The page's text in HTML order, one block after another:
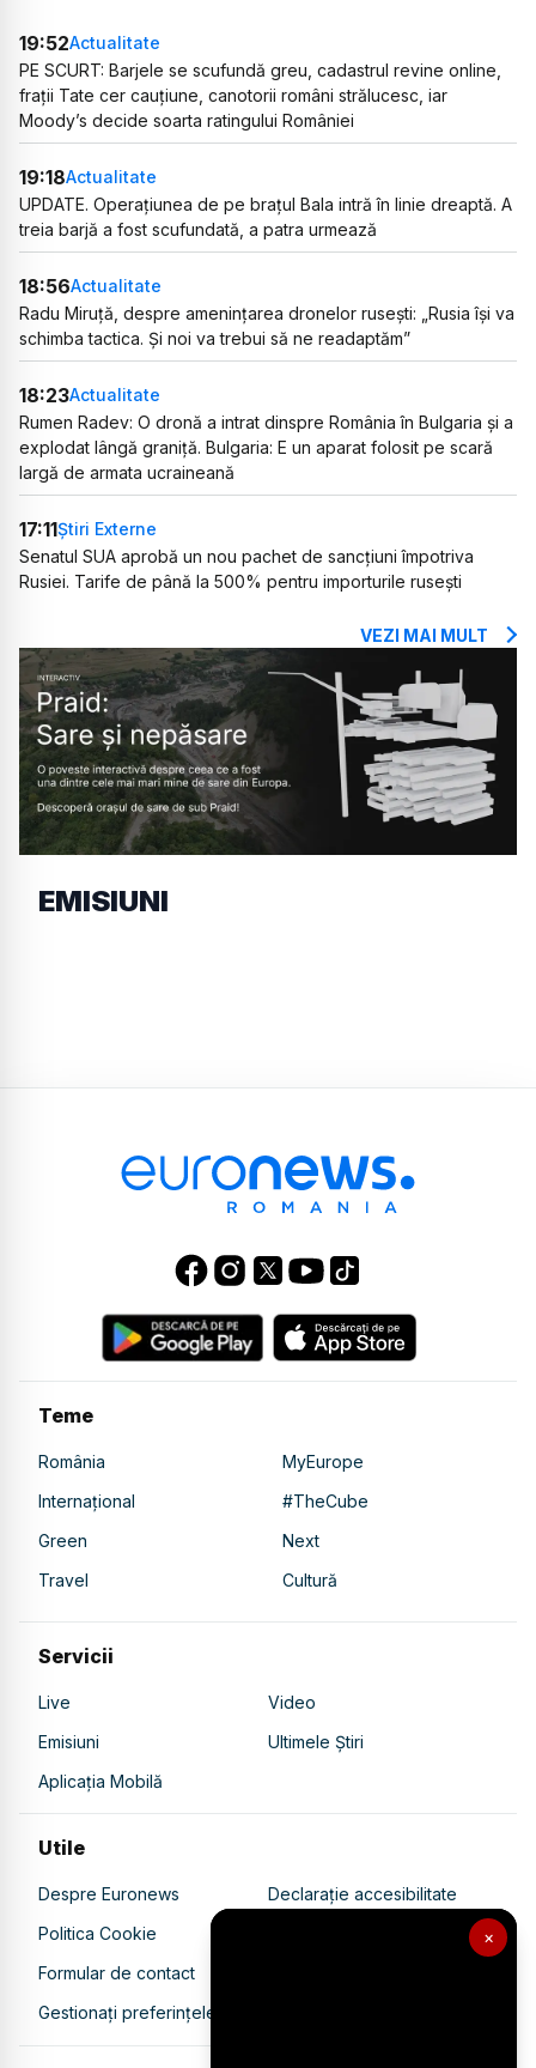
×
19:52Actualitate
PE SCURT: Barjele se scufundă greu, cadastrul revine online,
frații Tate cer cauțiune, canotorii români strălucesc, iar
Moody’s decide soarta ratingului României
19:18Actualitate
UPDATE. Operațiunea de pe brațul Bala intră în linie dreaptă. A
treia barjă a fost scufundată, a patra urmează
18:56Actualitate
Radu Miruță, despre amenințarea dronelor rusești: „Rusia își va
schimba tactica. Și noi va trebui să ne readaptăm”
18:23Actualitate
Rumen Radev: O dronă a intrat dinspre România în Bulgaria și a
explodat lângă graniță. Bulgaria: E un aparat folosit pe scară
largă de armata ucraineană
17:11Știri Externe
Senatul SUA aprobă un nou pachet de sancțiuni împotriva
Rusiei. Tarife de până la 500% pentru importurile rusești
VEZI MAI MULT
EMISIUNI
Teme
România
MyEurope
Internațional
#TheCube
Green
Next
Travel
Cultură
Servicii
Live
Video
Emisiuni
Ultimele Știri
Aplicația Mobilă
Utile
Despre Euronews
Declarație accesibilitate
Politica Cookie
Politica de confidențialitate
Formular de contact
Gestionați preferințele